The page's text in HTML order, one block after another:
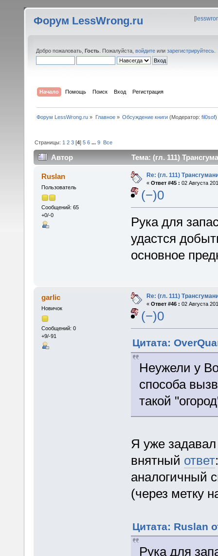
Форум LessWrong.ru [
Добро пожаловать, Гость . Пожалуйста, войдите или зарегистрируйтесь
Начало Помощь Поиск Вход Регистрация
Форум LessWrong.ru » Главное» Обсуждение книги(Модератор: fil0sof)
Страницы: 1 2 3 [4]5 6 ...9 Все
Автор Тема: (гл. 111)
Ruslan
Пользователь
Сообщений: 65
+0/-0
Re: (гл. 111)
« Ответ #45 : 02 Августа
(−)0
Рука для
удастся
основное
garlic
Новичок
Сообщений: 0
+9/-91
Re: (гл. 111)
« Ответ #46 : 02 Августа
(−)0
Цитата:
Неужели у
способа
такой
Я уже
внятный ответ
аналогичный
(через метку
Цитата: Ruslan
Рука для